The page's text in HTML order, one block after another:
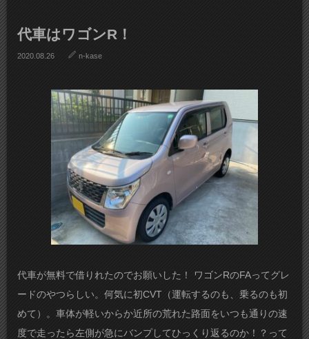
代車はワゴンR！
2020.08.26 n-kase
代車が無料で借りれたのでお願いした！ ワゴンRのFAってグレ
ードのやつらしい。何気に初CVT（運転するのも、乗るのも初
めて）。車体が軽いからか近所の荒れた路面をいつも通りの速
度で走ったら左側が急にバンプしてひっくり返るのか！？って